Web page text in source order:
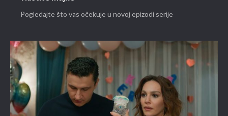
Pogledajte što vas očekuje u novoj epizodi serije